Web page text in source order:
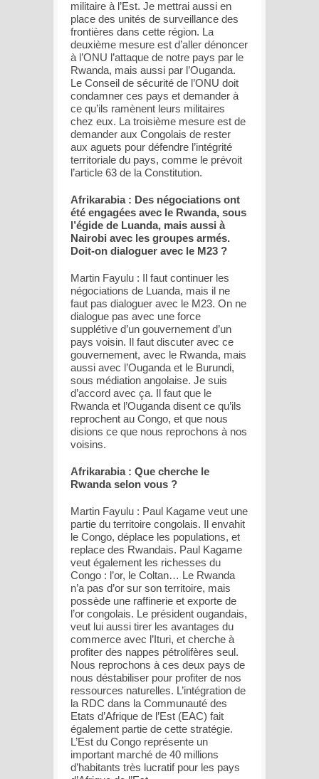
militaire à l’Est. Je mettrai aussi en
place des unités de surveillance des
frontières dans cette région. La
deuxième mesure est d’aller dénoncer
à l’ONU l’attaque de notre pays par le
Rwanda, mais aussi par l’Ouganda.
Le Conseil de sécurité de l’ONU doit
condamner ces pays et demander à
ce qu’ils ramènent leurs militaires
chez eux. La troisième mesure est de
demander aux Congolais de rester
aux aguets pour défendre l’intégrité
territoriale du pays, comme le prévoit
l’article 63 de la Constitution.
Afrikarabia : Des négociations ont
été engagées avec le Rwanda, sous
l’égide de Luanda, mais aussi à
Nairobi avec les groupes armés.
Doit-on dialoguer avec le M23 ?
Martin Fayulu : Il faut continuer les
négociations de Luanda, mais il ne
faut pas dialoguer avec le M23. On ne
dialogue pas avec une force
supplétive d’un gouvernement d’un
pays voisin. Il faut discuter avec ce
gouvernement, avec le Rwanda, mais
aussi avec l’Ouganda et le Burundi,
sous médiation angolaise. Je suis
d’accord avec ça. Il faut que le
Rwanda et l’Ouganda disent ce qu’ils
reprochent au Congo, et que nous
disions ce que nous reprochons à nos
voisins.
Afrikarabia : Que cherche le
Rwanda selon vous ?
Martin Fayulu : Paul Kagame veut une
partie du territoire congolais. Il envahit
le Congo, déplace les populations, et
replace des Rwandais. Paul Kagame
veut également les richesses du
Congo : l’or, le Coltan… Le Rwanda
n’a pas d’or sur son territoire, mais
possède une raffinerie et exporte de
l’or congolais. Le président ougandais,
veut lui aussi tirer les avantages du
commerce avec l’Ituri, et cherche à
profiter des nappes pétrolifères seul.
Nous reprochons à ces deux pays de
nous déstabiliser pour profiter de nos
ressources naturelles. L’intégration de
la RDC dans la Communauté des
Etats d’Afrique de l’Est (EAC) fait
également partie de cette stratégie.
L’Est du Congo représente un
important marché de 40 millions
d’habitants très lucratif pour les pays